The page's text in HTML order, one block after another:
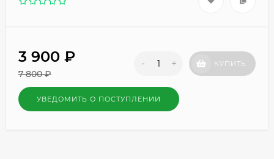
3 900 ₽
7 800₽
- + КУПИТЬ
УВЕДОМИТЬ О ПОСТУПЛЕНИИ